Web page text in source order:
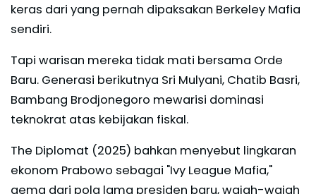
keras dari yang pernah dipaksakan Berkeley Mafia
sendiri.
Tapi warisan mereka tidak mati bersama Orde
Baru. Generasi berikutnya Sri Mulyani, Chatib Basri,
Bambang Brodjonegoro mewarisi dominasi
teknokrat atas kebijakan fiskal.
The Diplomat (2025) bahkan menyebut lingkaran
ekonom Prabowo sebagai "Ivy League Mafia,"
gema dari pola lama presiden baru, wajah-wajah